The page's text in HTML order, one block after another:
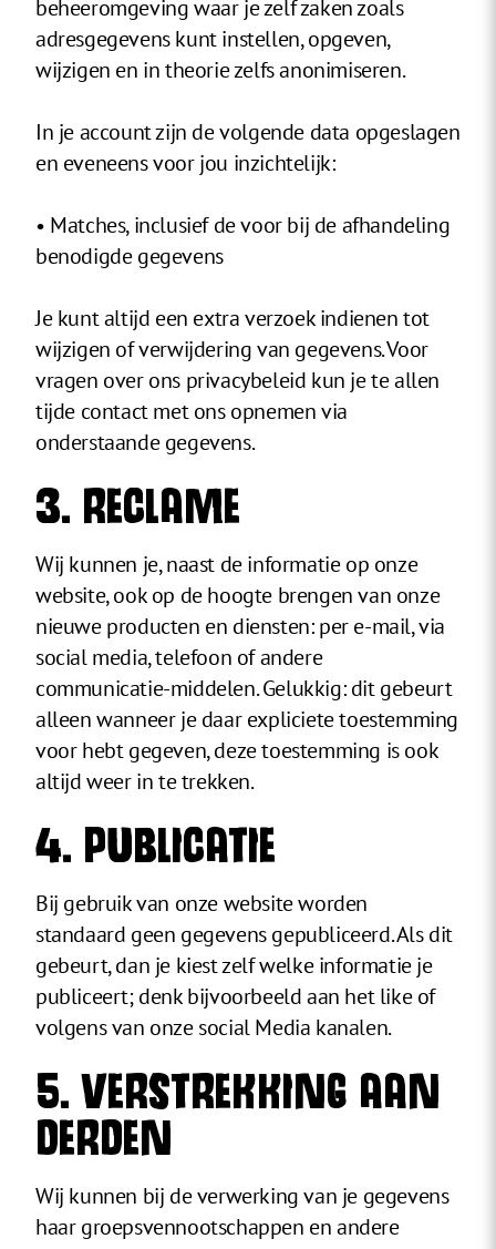
beheeromgeving waar je zelf zaken zoals
adresgegevens kunt instellen, opgeven,
wijzigen en in theorie zelfs anonimiseren.
In je account zijn de volgende data opgeslagen
en eveneens voor jou inzichtelijk:
• Matches, inclusief de voor bij de afhandeling
benodigde gegevens
Je kunt altijd een extra verzoek indienen tot
wijzigen of verwijdering van gegevens. Voor
vragen over ons privacybeleid kun je te allen
tijde contact met ons opnemen via
onderstaande gegevens.
3. RECLAME
Wij kunnen je, naast de informatie op onze
website, ook op de hoogte brengen van onze
nieuwe producten en diensten: per e-mail, via
social media, telefoon of andere
communicatie-middelen. Gelukkig: dit gebeurt
alleen wanneer je daar expliciete toestemming
voor hebt gegeven, deze toestemming is ook
altijd weer in te trekken.
4. PUBLICATIE
Bij gebruik van onze website worden
standaard geen gegevens gepubliceerd. Als dit
gebeurt, dan je kiest zelf welke informatie je
publiceert; denk bijvoorbeeld aan het like of
volgens van onze social Media kanalen.
5. VERSTREKKING AAN
DERDEN
Wij kunnen bij de verwerking van je gegevens
haar groepsvennootschappen en andere